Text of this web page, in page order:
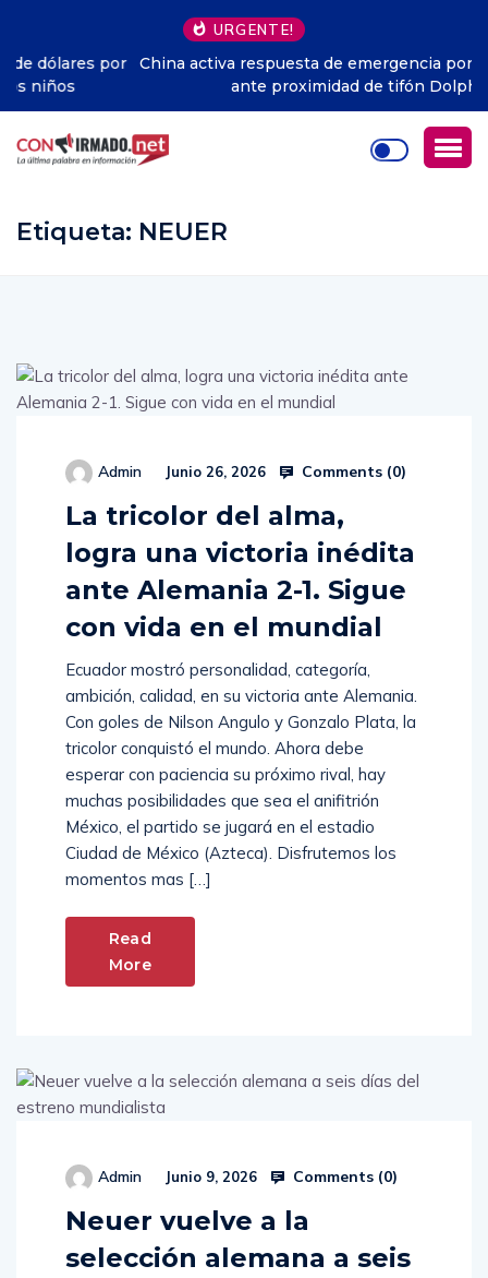
URGENTE!
China activa respuesta de emergencia por inundaciones
ante proximidad de tifón Dolphin
Etiqueta: NEUER
Admin Junio 26, 2026 Comments (0)
La tricolor del alma,
logra una victoria inédita
ante Alemania 2-1. Sigue
con vida en el mundial
Ecuador mostró personalidad, categoría,
ambición, calidad, en su victoria ante Alemania.
Con goles de Nilson Angulo y Gonzalo Plata, la
tricolor conquistó el mundo. Ahora debe
esperar con paciencia su próximo rival, hay
muchas posibilidades que sea el anifitrión
México, el partido se jugará en el estadio
Ciudad de México (Azteca). Disfrutemos los
momentos mas […]
Read
More
Admin Junio 9, 2026 Comments (0)
Neuer vuelve a la
selección alemana a seis